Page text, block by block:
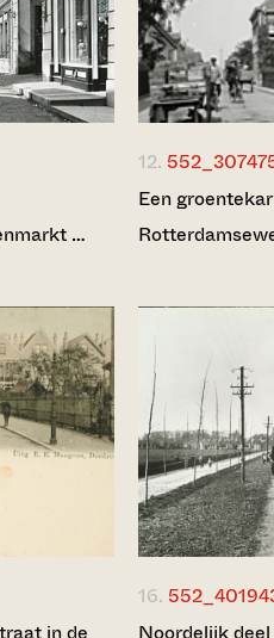
…
12.
Een
in de
16.
Noordelijk